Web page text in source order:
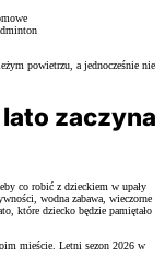
powietrzu, a jednocześnie nie
zaczyna
co robić z dzieckiem w upały
wodna zabawa, wieczorne
które dziecko będzie pamiętało
mieście. Letni sezon 2026 w